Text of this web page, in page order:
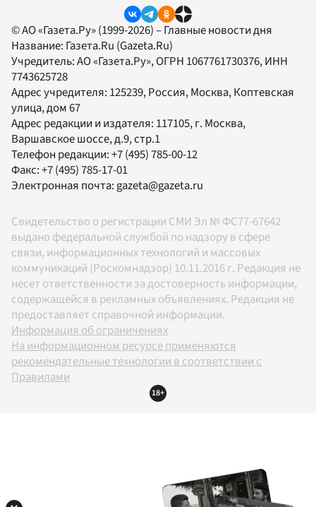
© АО «Газета.Ру» (1999-2026) – Главные новости дня
Название: Газета.Ru (Gazeta.Ru)
Учредитель:АО «Газета.Ру», ОГРН 1067761730376, ИНН
7743625728
Адрес учредителя: 125239, Россия, Москва, Коптевская
улица, дом 67
Адрес редакции и издателя: 117105, г. Москва,
Варшавское шоссе, д.9, стр.1
Телефон редакции:+7 (495) 785-00-12
Факс:+7 (495) 785-17-01
Электронная почта: gazeta@gazeta.ru
Свидетельство о регистрации СМИ Эл № ФС77-67642
выдано федеральной службой по надзору в сфере
связи, информационных технологий и массовых
коммуникаций (Роскомнадзор) 10.11.2016 г. Редакция не
несет ответственности за достоверность информации,
содержащейся в рекламных объявлениях. Редакция не
предоставляет справочной информации.
Информация об ограничениях
На информационном ресурсе применяются
рекомендательные технологии в соответствии с
Правилами
18+